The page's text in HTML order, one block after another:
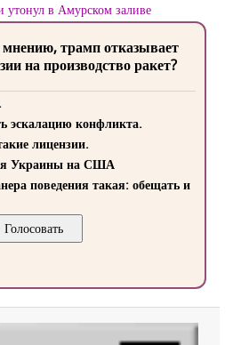
утонул в Амурском заливе
трамп отказывает
на производство ракет?
эскалацию конфликта.
лицензии.
Украины на США
поведения такая: обещать и